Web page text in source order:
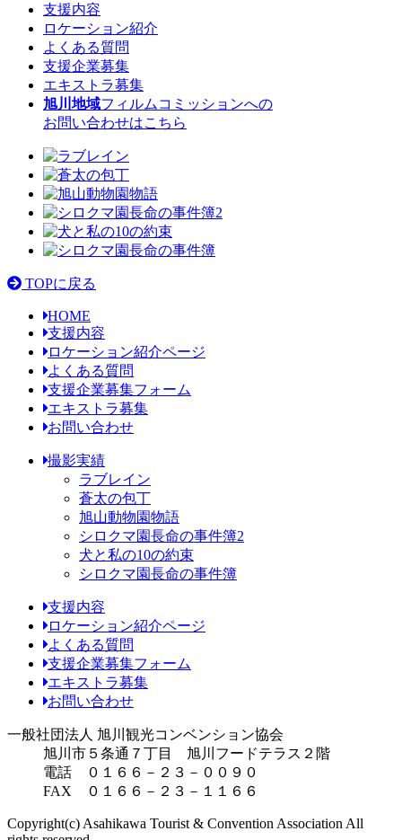
支援内容
ロケーション紹介
よくある質問
支援企業募集
エキストラ募集
旭川地域フィルムコミッションへの
お問い合わせはこちら
TOPに戻る
HOME
支援内容
ロケーション紹介ページ
よくある質問
支援企業募集フォーム
エキストラ募集
お問い合わせ
撮影実績
ラブレイン
蒼太の包丁
旭山動物園物語
シロクマ園長命の事件簿2
犬と私の10の約束
シロクマ園長命の事件簿
支援内容
ロケーション紹介ページ
よくある質問
支援企業募集フォーム
エキストラ募集
お問い合わせ
一般社団法人 旭川観光コンベンション協会
旭川市５条通７丁目 旭川フードテラス２階
電話 ０１６６－２３－００９０
FAX ０１６６－２３－１１６６
Copyright(c) Asahikawa Tourist & Convention Association All